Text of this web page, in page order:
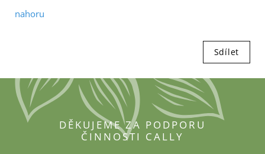
nahoru
Sdílet
DĚKUJEME ZA PODPORU
ČINNOSTI CALLY